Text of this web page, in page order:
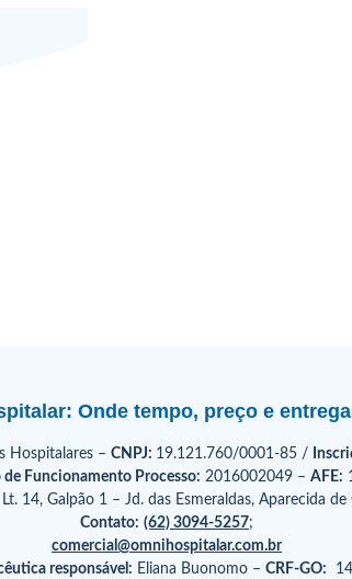
Onde tempo, preço e
Hospitalares – CNPJ: 19.121.760/0001-85 /
Funcionamento Processo: 2016002049 – AFE:
14, Galpão 1 – Jd. das Esmeraldas, Aparecida
Contato: (62) 3094-5257;
comercial@omnihospitalar.com.br
responsável: Eliana Buonomo – CRF-GO: